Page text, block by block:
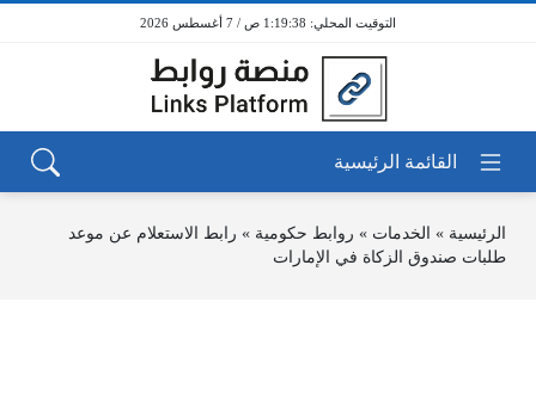
1:19:38 ص / 7 أغسطس 2026
الرئيسية » الخدمات » روابط حكومية » رابط الاستعلام عن موعد
طلبات صندوق الزكاة في الإمارات